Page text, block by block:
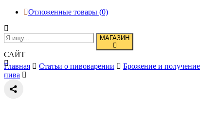
Отложенные товары (0)
МАГАЗИН
САЙТ
Главная
Статьи о пивоварении
Брожение и получение
пива